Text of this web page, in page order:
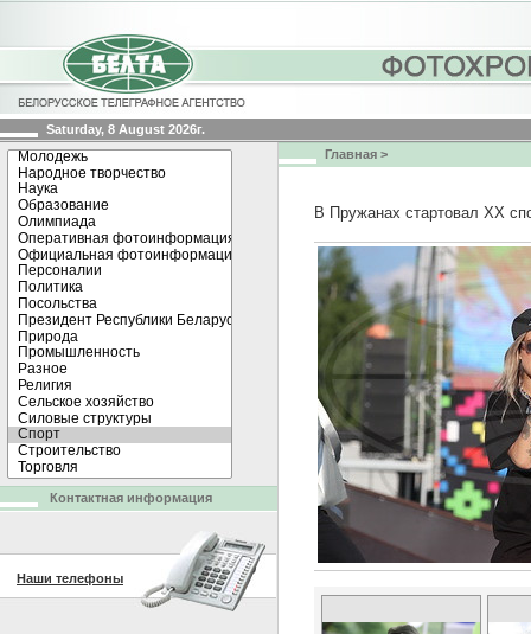
Saturday, 8 August 2026г.
Главная >
В Пружанах стартовал ХХ
Контактная информация
Наши телефоны